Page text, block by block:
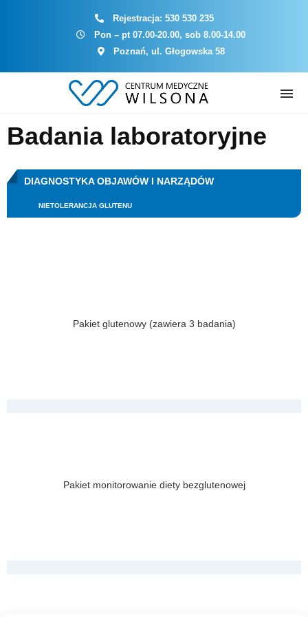
Rejestracja: 530 530 235
Pon – pt 07.00-20.00, sob 8.00-14.00
Poznań, ul. Głogowska 58
Badania laboratoryjne
DIAGNOSTYKA OBJAWÓW I NARZĄDÓW
NIETOLERANCJA GLUTENU
Pakiet glutenowy (zawiera 3 badania)
Pakiet monitorowanie diety bezglutenowej